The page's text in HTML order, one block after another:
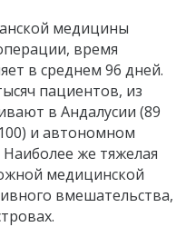
медицины
время
в среднем 96 дней.
пациентов, из
в Андалусии (89
и автономном
же тяжелая
медицинской
вмешательства,